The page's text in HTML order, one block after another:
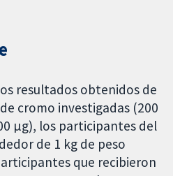
resultados obtenidos de
cromo investigadas (200
µg), los participantes del
de 1 kg de peso
que recibieron